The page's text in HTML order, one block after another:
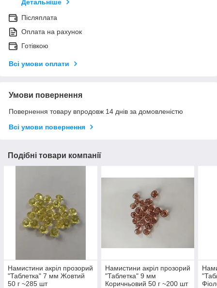
Детальніше
Післяплата
Оплата на рахунок
Готівкою
Всі умови оплати
Умови повернення
Повернення товару впродовж 14 днів за домовленістю
Всі умови повернення
Подібні товари компанії
Намистини акріл прозорий
"Таблетка" 7 мм Жовтий
50 г ~285 шт
Намистини акріл прозорий
"Таблетка" 9 мм
Коричньовий 50 г ~200 шт